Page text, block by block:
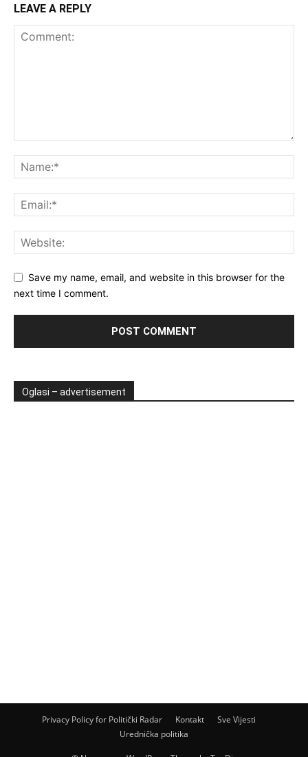
LEAVE A REPLY
Save my name, email, and website in this browser for the
next time I comment.
Oglasi – advertisement
Privacy Policy for Politički Radar Kontakt
Sve Vijesti
Urednička politika